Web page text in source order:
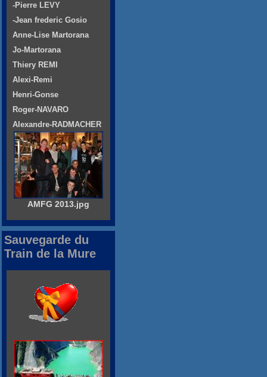
-Pierre LEVY
-Jean frederic Gosio
Anne-Lise Martorana
Jo-Martorana
Thiery REMI
Alexi-Remi
Henri-Gonse
Roger-NAVARO
Alexandre-RADMACHER
AMFG 2013.jpg
Sauvegarde du
Train de la Mure